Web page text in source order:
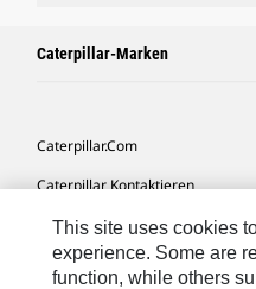
Caterpillar-Marken
Caterpillar.com
Caterpillar Kontaktieren
Meine Marketing-Präferenzen
Seitenübersicht
This site uses cookies
experience. Some are
function, while others